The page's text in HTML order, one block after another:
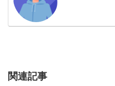
関連記事